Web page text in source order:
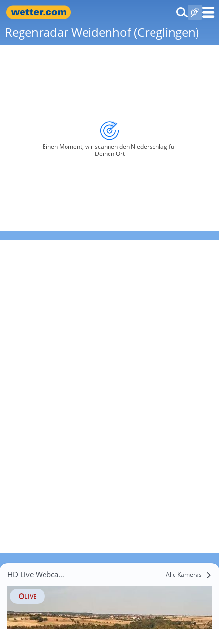
Regenradar Weidenhof (Creglingen)
Einen Moment, wir scannen den Niederschlag für
Deinen Ort
HD Live Webcams Weidenhof Alle Kameras
LIVE